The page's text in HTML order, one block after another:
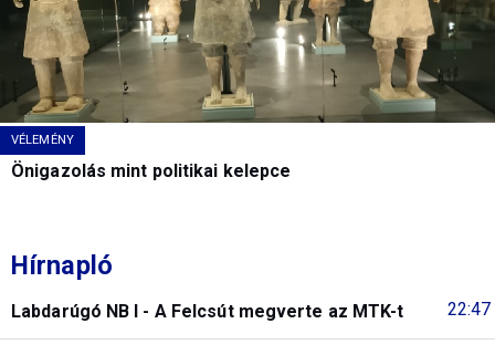
VÉLEMÉNY
Önigazolás mint politikai kelepce
Hírnapló
22:47
Labdarúgó NB I - A Felcsút megverte az MTK-t